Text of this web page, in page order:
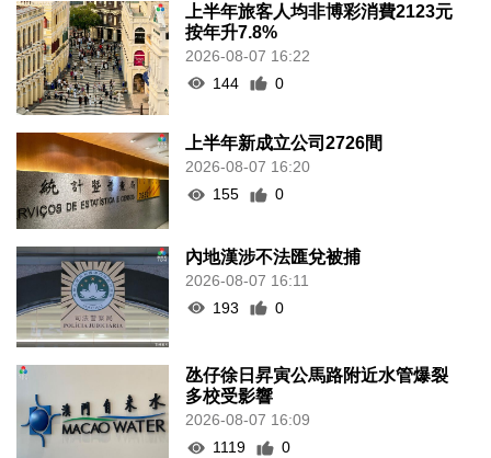
上半年旅客人均非博彩消費2123元
按年升7.8%
2026-08-07 16:22
144
0
上半年新成立公司2726間
2026-08-07 16:20
155
0
內地漢涉不法匯兌被捕
2026-08-07 16:11
193
0
氹仔徐日昇寅公馬路附近水管爆裂
多校受影響
2026-08-07 16:09
1119
0